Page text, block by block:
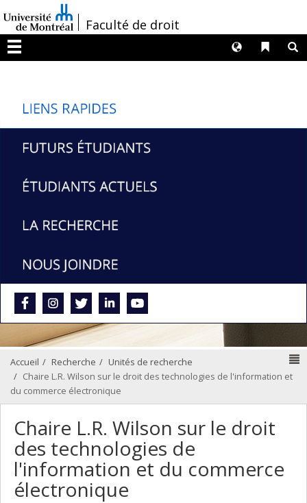
au
contenu
/Faculté de droit
Menu
Liens
Langues
Accueil Recherche
Unités de recherche
Chaire L.R. Wilson sur le droit des technologies de l'information et
du commerce électronique
Chaire L.R. Wilson sur le droit
des technologies de
l'information et du commerce
électronique